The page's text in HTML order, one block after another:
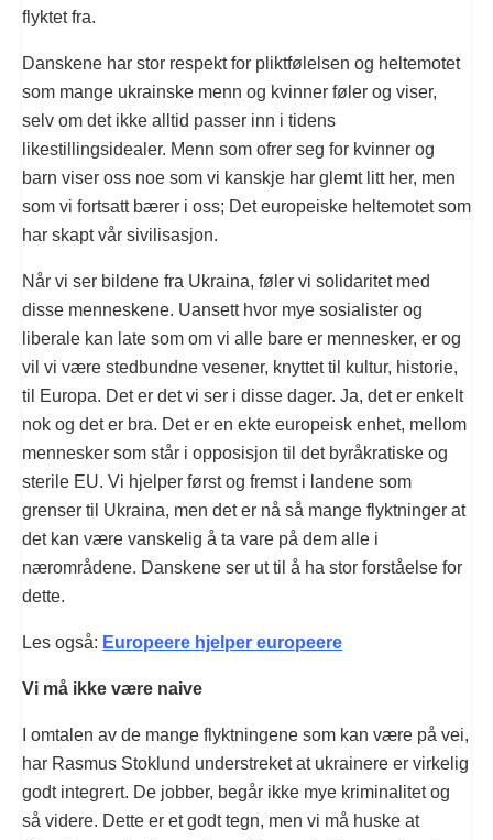
flyktet fra.
Danskene har stor respekt for pliktfølelsen og heltemotet
som mange ukrainske menn og kvinner føler og viser,
selv om det ikke alltid passer inn i tidens
likestillingsidealer. Menn som ofrer seg for kvinner og
barn viser oss noe som vi kanskje har glemt litt her, men
som vi fortsatt bærer i oss; Det europeiske heltemotet som
har skapt vår sivilisasjon.
Når vi ser bildene fra Ukraina, føler vi solidaritet med
disse menneskene. Uansett hvor mye sosialister og
liberale kan late som om vi alle bare er mennesker, er og
vil vi være stedbundne vesener, knyttet til kultur, historie,
til Europa. Det er det vi ser i disse dager. Ja, det er enkelt
nok og det er bra. Det er en ekte europeisk enhet, mellom
mennesker som står i opposisjon til det byråkratiske og
sterile EU. Vi hjelper først og fremst i landene som
grenser til Ukraina, men det er nå så mange flyktninger at
det kan være vanskelig å ta vare på dem alle i
nærområdene. Danskene ser ut til å ha stor forståelse for
dette.
Les også: Europeere hjelper europeere
Vi må ikke være naive
I omtalen av de mange flyktningene som kan være på vei,
har Rasmus Stoklund understreket at ukrainere er virkelig
godt integrert. De jobber, begår ikke mye kriminalitet og
så videre. Dette er et godt tegn, men vi må huske at